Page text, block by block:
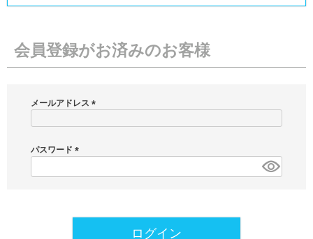
会員登録がお済みのお客様
メールアドレス
)
パスワード
必
ログイン